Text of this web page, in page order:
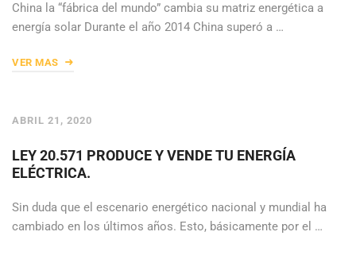
China la “fábrica del mundo” cambia su matriz energética a
energía solar Durante el año 2014 China superó a …
VER MAS
ABRIL 21, 2020
LEY 20.571 PRODUCE Y VENDE TU ENERGÍA
ELÉCTRICA.
Sin duda que el escenario energético nacional y mundial ha
cambiado en los últimos años. Esto, básicamente por el …